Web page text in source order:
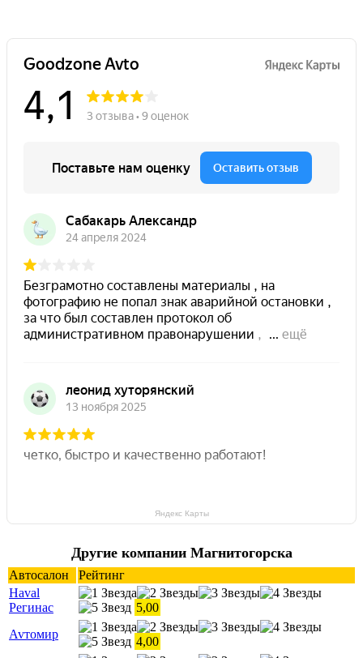
Яндекс Карты
Другие компании Магнитогорска
Автосалон
Рейтинг
Haval
Регинас
5,00
Avтoмир
4,00